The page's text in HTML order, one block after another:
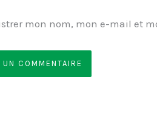
mon nom, mon e-mail et